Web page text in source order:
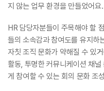
지 않는 업무 환경을 만들었어요.
HR 담당자분들이 주목해야 할
들의 소속감과 참여도를 유지하
자칫 조직 문화가 약해질 수 있
활동, 투명한 커뮤니케이션 채
게 참여할 수 있는 회의 문화 조